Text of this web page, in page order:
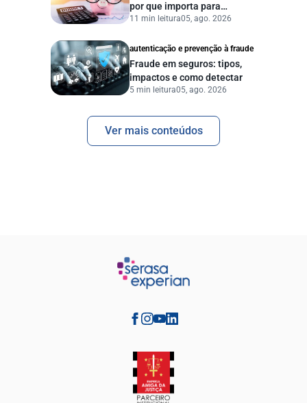
por que importa para
pessoas e empresas?
11 min leitura05, ago. 2026
autenticação e prevenção à fraude
Fraude em seguros: tipos,
impactos e como detectar
5 min leitura05, ago. 2026
Ver mais conteúdos